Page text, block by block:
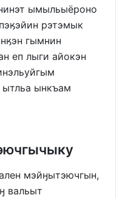
ымыльыёроно
рэтэмык
гымнин
еп лыги айокэн
ынкъам
мэйӈытэючгын,
вальыт